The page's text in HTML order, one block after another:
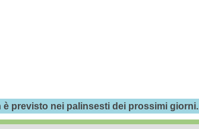
è previsto nei palinsesti dei prossimi giorni.